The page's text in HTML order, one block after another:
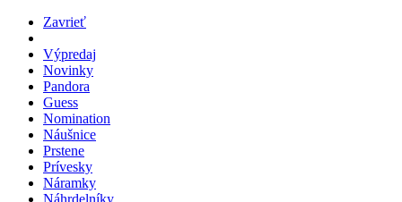
Zavrieť
Výpredaj
Novinky
Pandora
Guess
Nomination
Náušnice
Prstene
Prívesky
Náramky
Náhrdelníky